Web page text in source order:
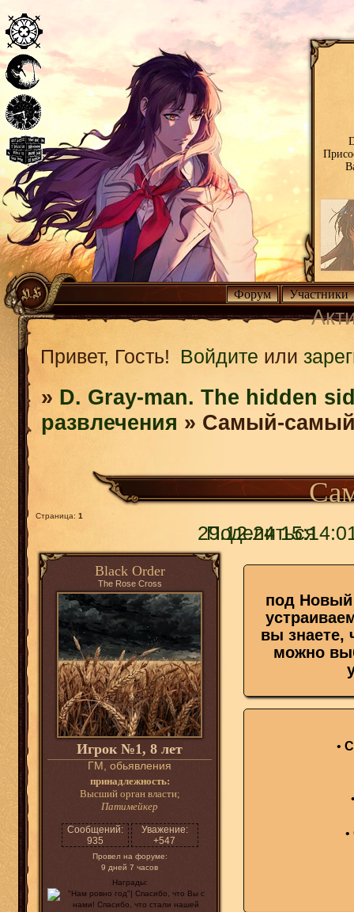
Форум Участники
Привет, Гость! Войдите или
» D. Gray-man. The hidden
развлечения » Самый-
Страница: 1
Поделиться
29.12.24
Black Order
The Rose Cross
Игрок №1, 8 лет
ГМ, обьявления
принадлежность:
Высший орган власти;
Патимейкер
Сообщений:
935
Уважение:
+547
Провел на форуме:
9 дней 7 часов
Награды:
под Новый
вы знаете,
можно
•
•